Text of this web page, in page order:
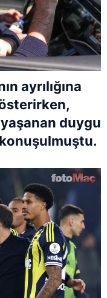
ayrılığına
duygu